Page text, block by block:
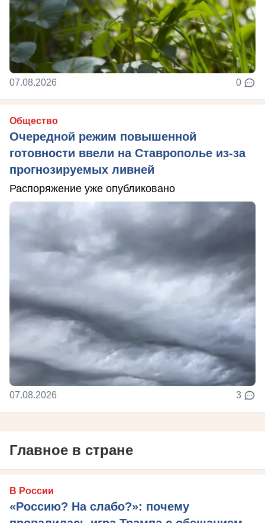
07.08.2026 0
Общество
Очередной режим повышенной
готовности ввели на Ставрополье из-за
прогнозируемых ливней
Распоряжение уже опубликовано
07.08.2026 3
Главное в стране
В России
«Россию? На слабо?»: почему